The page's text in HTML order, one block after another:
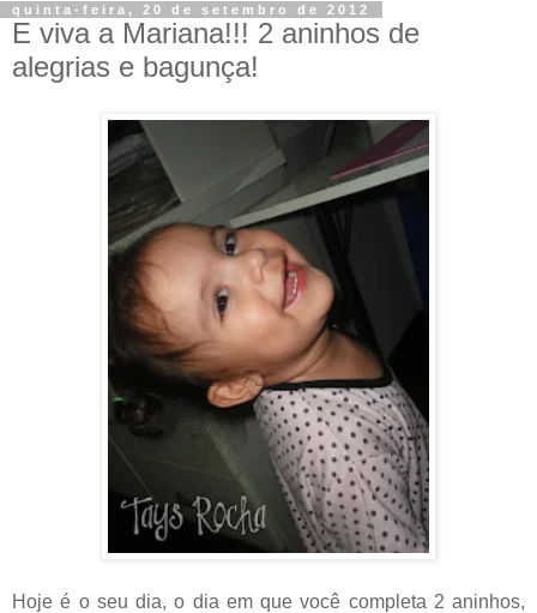
quinta-feira, 20 de setembro de 2012
E viva a Mariana!!! 2 aninhos de
alegrias e bagunça!
Hoje é o seu dia, o dia em que você completa 2 aninhos,